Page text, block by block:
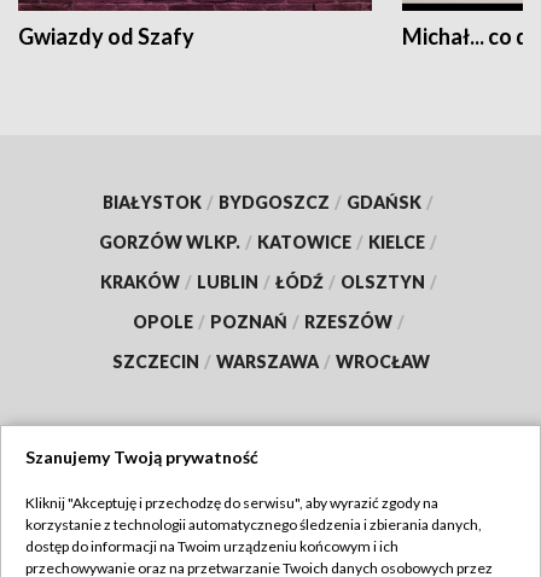
Gwiazdy od Szafy Michał... co
BIAŁYSTOK / BYDGOSZCZ / GDAŃSK /
GORZÓW WLKP. / KATOWICE / KIELCE /
KRAKÓW / LUBLIN / ŁÓDŹ / OLSZTYN /
OPOLE / POZNAŃ / RZESZÓW /
SZCZECIN / WARSZAWA / WROCŁAW
TVP
Abonament TVP
Szanujemy Twoją prywatność
Kliknij "Akceptuję i przechodzę do serwisu", aby wyrazić zgody na
korzystanie z technologii automatycznego śledzenia i zbierania danych,
dostęp do informacji na Twoim urządzeniu końcowym i ich
przechowywanie oraz na przetwarzanie Twoich danych osobowych przez